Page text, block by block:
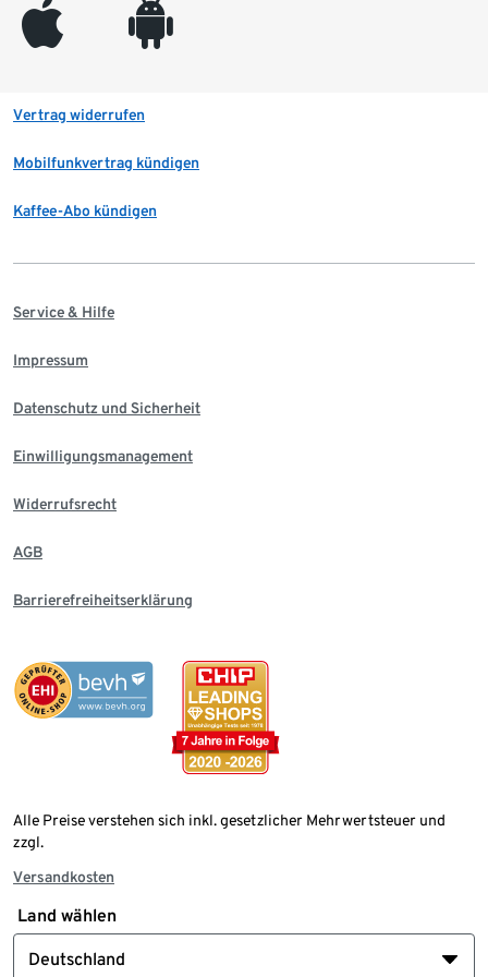
appleinc android
Vertrag widerrufen
Mobilfunkvertrag kündigen
Kaffee-Abo kündigen
Service & Hilfe
Impressum
Datenschutz und Sicherheit
Einwilligungsmanagement
Widerrufsrecht
AGB
Barrierefreiheitserklärung
Alle Preise verstehen sich inkl. gesetzlicher Mehrwertsteuer und
zzgl.
Versandkosten
Land wählen
Deutschland